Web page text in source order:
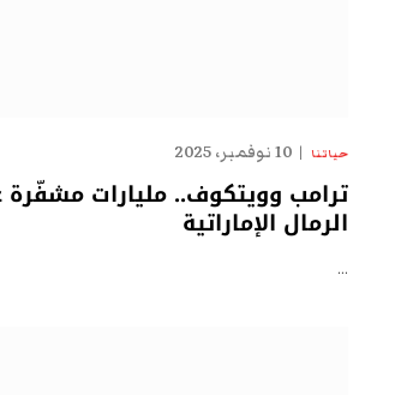
حياتنا 10 نوفمبر، 2025
ترامب وويتكوف.. مليارات
الرمال الإماراتية
…